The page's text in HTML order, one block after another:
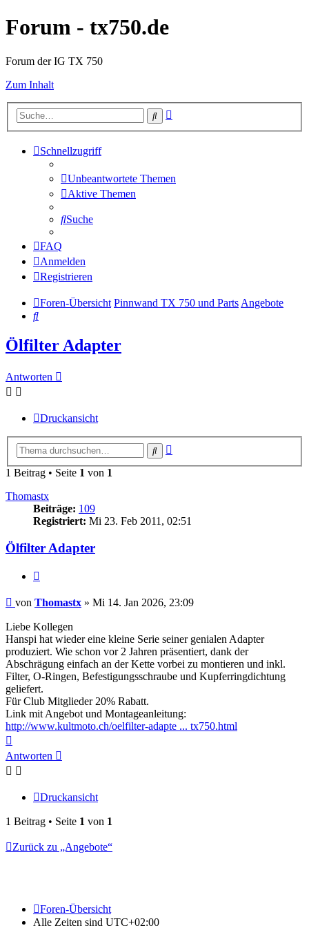
Forum - tx750.de
Forum der IG TX 750
Zum Inhalt
Suche
Schnellzugriff
Unbeantwortete Themen
Aktive Themen
Suche
FAQ
Anmelden
Registrieren
Foren-Übersicht Pinnwand TX 750 und PartsAngebote
Suche
Ölfilter Adapter
Antworten
Druckansicht
Suche
1 Beitrag • Seite 1 von 1
Thomastx
Beiträge: 109
Registriert: Mi 23. Feb 2011, 02:51
Ölfilter Adapter
Beitrag
von Thomastx » Mi 14. Jan 2026, 23:09
Liebe Kollegen
Hanspi hat wieder eine kleine Serie seiner genialen Adapter
produziert. Wie schon vor 2 Jahren präsentiert, dank der
Abschrägung einfach an der Kette vorbei zu montieren und inkl.
Filter, O-Ringen, Befestigungsschraube und Kupferringdichtung
geliefert.
Für Club Mitglieder 20% Rabatt.
Link mit Angebot und Montageanleitung:
http://www.kultmoto.ch/oelfilter-adapte ... tx750.html
oben
Antworten
Druckansicht
1 Beitrag • Seite 1 von 1
Zurück zu „Angebote“
Foren-Übersicht
Alle Zeiten sind UTC+02:00